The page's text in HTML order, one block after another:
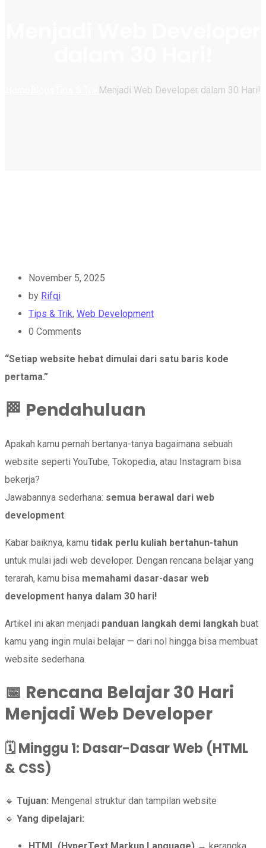
Menjadi Web Developer dalam 30 Hari!
November 5, 2025
by Rifqi
Tips & Trik, Web Development
0 Comments
“Setiap website hebat dimulai dari satu baris kode
pertama.”
🏁 Pendahuluan
Apakah kamu pernah bertanya-tanya bagaimana sebuah
website seperti YouTube, Tokopedia, atau Instagram bisa
bekerja?
Jawabannya sederhana: semua berawal dari web
development
Kabar baiknya, kamu tidak perlu kuliah bertahun-tahun
untuk mulai jadi web developer. Dengan rencana belajar yang
terarah, kamu bisa memahami dasar-dasar web
development hanya dalam 30 hari!
Artikel ini akan menjadi panduan langkah demi langkah buat
kamu yang ingin mulai belajar — dari nol hingga bisa membuat
website sederhana.
📅 Rencana Belajar 30 Hari
Menjadi Web Developer
🗓️Minggu 1: Dasar-Dasar Web (HTML
& CSS)
🔹 Tujuan: Mengenal struktur dan tampilan website
🔹 Yang dipelajari: